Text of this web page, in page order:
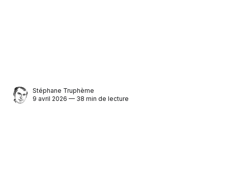
Stéphane Truphème
9 avril 2026 — 38 min de lecture